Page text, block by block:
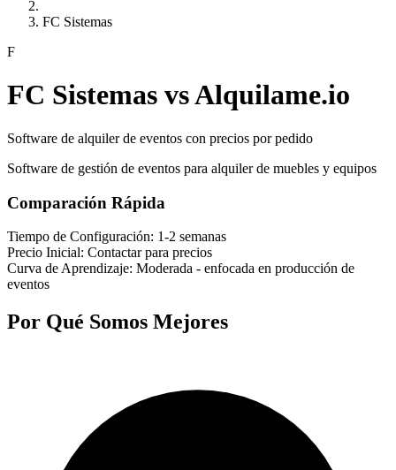
FC Sistemas
F
FC Sistemas vs Alquilame.io
Software de alquiler de eventos con precios por pedido
Software de gestión de eventos para alquiler de muebles y equipos
Comparación Rápida
Tiempo de Configuración: 1-2 semanas
Precio Inicial: Contactar para precios
Curva de Aprendizaje: Moderada - enfocada en producción de
eventos
Por Qué Somos Mejores